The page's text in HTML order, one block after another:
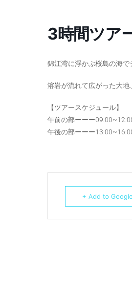
3時間ツア
錦江湾に浮かぶ桜島の海
溶岩が流れて広がった大地
【ツアースケジュール】
午前の部ーーー
午後の部ーーー
+ Add to